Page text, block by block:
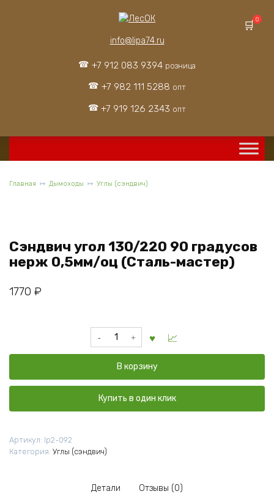
info@lipa74.ru
+7 912 083 9394 розница
+7 982 111 5288 опт
+7 919 126 2343 опт
0
Главная Дымоходы Углы (сэндвич)
Сэндвич угол 130/220 90 градусов
нерж 0,5мм/оц (Сталь-мастер)
1770 ₽
Количество
товара
130/220
90
градусов
оц
В корзину
Купить в один клик
Артикул: lp2-092
Категория: Углы (сэндвич)
Детали Отзывы (0)